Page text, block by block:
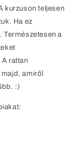
kurzuson teljesen
Ha ez
Természetesen a
rattan
amiről
:)